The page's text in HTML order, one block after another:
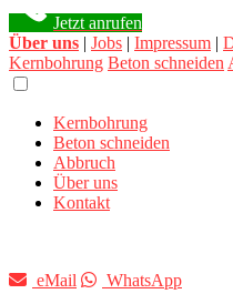
Jetzt anrufen
Über uns | Jobs | Impressum |
Kernbohrung Beton schneiden
Kernbohrung
Beton schneiden
Abbruch
Über uns
Kontakt
eMail WhatsApp